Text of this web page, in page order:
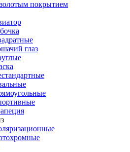
покрытием
глаз